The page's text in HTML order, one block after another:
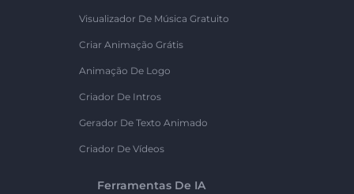
Visualizador De Música Gratuito
Criar Animação Grátis
Animação De Logo
Criador De Intros
Gerador De Texto Animado
Criador De Vídeos
Ferramentas De IA